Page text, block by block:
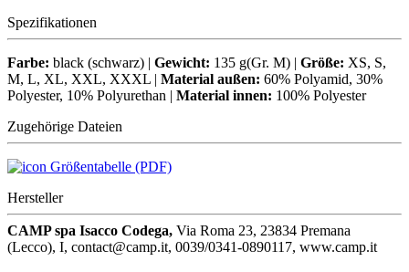
Spezifikationen
Farbe: black (schwarz) | Gewicht: 135 g(Gr. M) | Größe: XS, S,
M, L, XL, XXL, XXXL | Material außen: 60% Polyamid, 30%
Polyester, 10% Polyurethan | Material innen: 100% Polyester
Zugehörige Dateien
Größentabelle (PDF)
Hersteller
CAMP spa Isacco Codega, Via Roma 23, 23834 Premana
(Lecco), I, contact@camp.it, 0039/0341-0890117, www.camp.it